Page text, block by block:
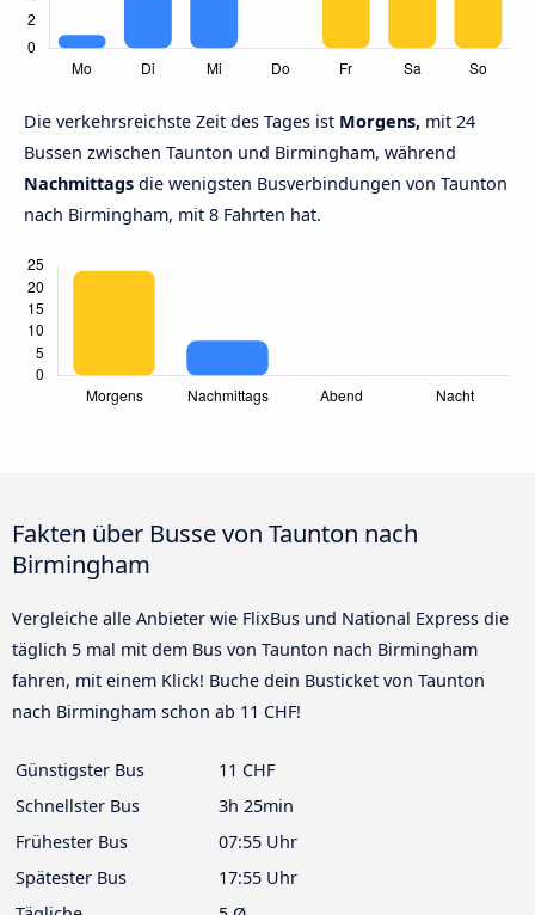
Die verkehrsreichste Zeit des Tages ist Morgens, mit 24
Bussen zwischen Taunton und Birmingham, während
Nachmittags die wenigsten Busverbindungen von Taunton
nach Birmingham, mit 8 Fahrten hat.
Fakten über Busse von Taunton nach
Birmingham
Vergleiche alle Anbieter wie FlixBus und National Express die
täglich 5 mal mit dem Bus von Taunton nach Birmingham
fahren, mit einem Klick! Buche dein Busticket von Taunton
nach Birmingham schon ab 11 CHF!
Günstigster Bus
11 CHF
Schnellster Bus
3h 25min
Frühester Bus
07:55 Uhr
Spätester Bus
17:55 Uhr